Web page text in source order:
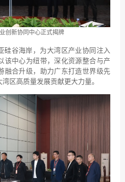
创新协同中心正式揭牌
硅谷海岸，为大湾区产业协同注入
该中心为纽带，深化资源整合与产
融合升级，助力广东打造世界级先
区高质量发展贡献更大力量。